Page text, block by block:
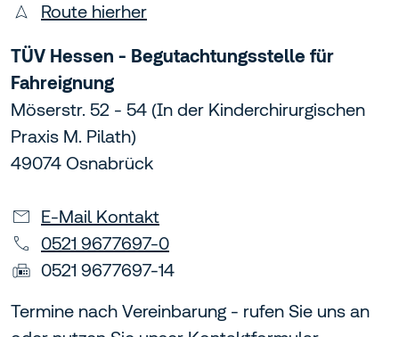
Route hierher
TÜV Hessen - Begutachtungsstelle für
Fahreignung
Möserstr. 52 - 54 (In der Kinderchirurgischen
Praxis M. Pilath)
49074 Osnabrück
E-Mail Kontakt
0521 9677697-0
0521 9677697-14
Termine nach Vereinbarung - rufen Sie uns an